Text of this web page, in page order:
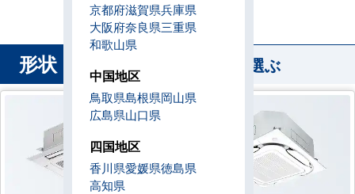
形状 から業務用エアコンを選ぶ
京都府滋賀県兵庫県
大阪府奈良県三重県
和歌山県
中国地区
鳥取県島根県岡山県
広島県山口県
四国地区
香川県愛媛県徳島県
高知県